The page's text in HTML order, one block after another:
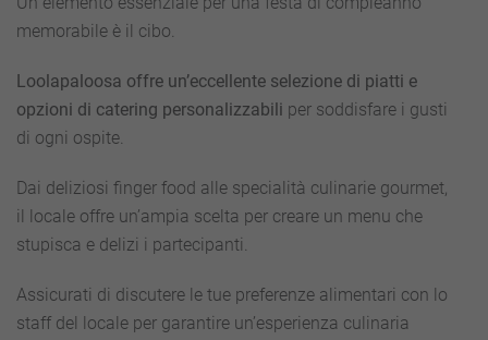
memorabile è il cibo.
Loolapaloosa offre un’eccellente selezione di piatti e
opzioni di catering personalizzabili per soddisfare i gusti
di ogni ospite.
Dai deliziosi finger food alle specialità culinarie gourmet,
il locale offre un’ampia scelta per creare un menu che
stupisca e delizi i partecipanti.
Assicurati di discutere le tue preferenze alimentari con lo
staff del locale per garantire un’esperienza culinaria